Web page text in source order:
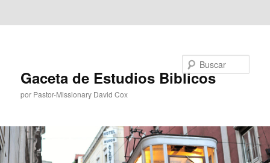
Gaceta de Estudios Biblicos
por Pastor-Missionary David Cox